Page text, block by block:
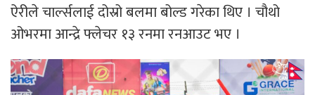
ऐरीले चार्ल्सलाई दोस्रो बलमा बोल्ड गरेका थिए । चौथो
ओभरमा आन्द्रे फ्लेचर १३ रनमा रनआउट भए ।